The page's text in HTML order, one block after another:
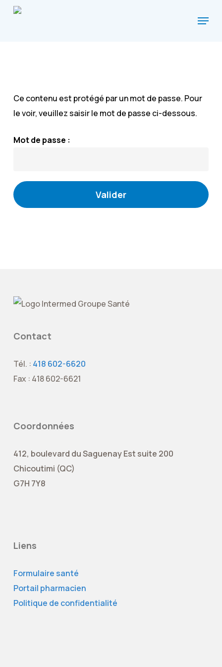
Skip
Menu
Ce contenu est protégé par un mot de passe. Pour
le voir, veuillez saisir le mot de passe ci-dessous.
Mot de passe :
Contact
Tél. : 418 602-6620
Fax : 418 602-6621
Coordonnées
412, boulevard du Saguenay Est suite 200
Chicoutimi (QC)
G7H 7Y8
Liens
Formulaire santé
Portail pharmacien
Politique de confidentialité